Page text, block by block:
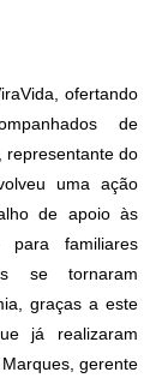
ofertando
de
representante do
uma ação
de apoio às
para familiares
se tornaram
graças a este
já realizaram
gerente